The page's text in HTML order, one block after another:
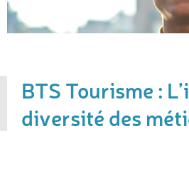
BTS Tourisme :
diversité des